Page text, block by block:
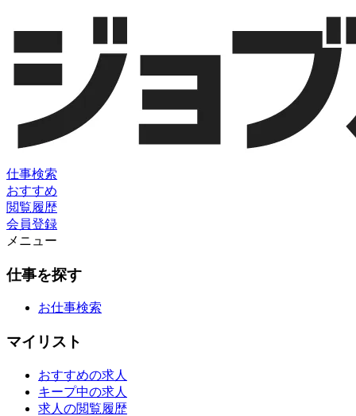
仕事検索
おすすめ
閲覧履歴
会員登録
メニュー
仕事を探す
お仕事検索
マイリスト
おすすめの求人
キープ中の求人
求人の閲覧履歴